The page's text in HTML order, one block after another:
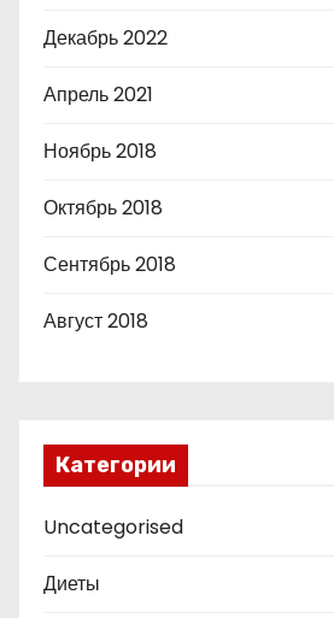
Декабрь 2022
Апрель 2021
Ноябрь 2018
Октябрь 2018
Сентябрь 2018
Август 2018
Категории
Uncategorised
Диеты